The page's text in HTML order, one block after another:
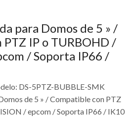
para Domos de 5 » /
IP o TURBOHD /
/ Soporta IP66 /
DS-5PTZ-BUBBLE-SMK
de 5 » / Compatible con PTZ
/ epcom / Soporta IP66 / IK10